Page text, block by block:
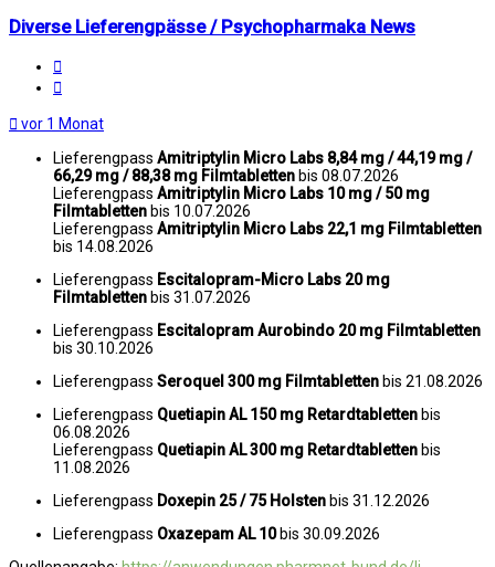
Diverse Lieferengpässe / Psychopharmaka News
vor 1 Monat
Lieferengpass Amitriptylin Micro Labs 8,84 mg / 44,19 mg /
66,29 mg / 88,38 mg Filmtabletten bis 08.07.2026
Lieferengpass Amitriptylin Micro Labs 10 mg / 50 mg
Filmtabletten bis 10.07.2026
Lieferengpass Amitriptylin Micro Labs 22,1 mg Filmtabletten
bis 14.08.2026
Lieferengpass Escitalopram-Micro Labs 20 mg
Filmtabletten bis 31.07.2026
Lieferengpass Escitalopram Aurobindo 20 mg Filmtabletten
bis 30.10.2026
Lieferengpass Seroquel 300 mg Filmtabletten bis 21.08.2026
Lieferengpass Quetiapin AL 150 mg Retardtabletten bis
06.08.2026
Lieferengpass Quetiapin AL 300 mg Retardtabletten bis
11.08.2026
Lieferengpass Doxepin 25 / 75 Holsten bis 31.12.2026
Lieferengpass Oxazepam AL 10 bis 30.09.2026